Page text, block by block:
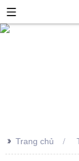
>> Trang chủ